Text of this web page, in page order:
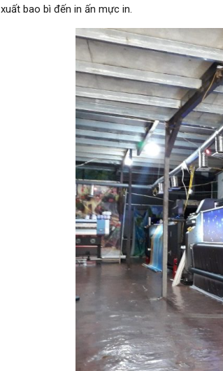
xuất bao bì đến in ấn mực in.